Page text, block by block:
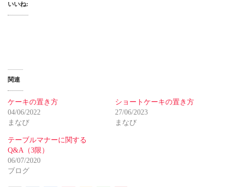
いいね:
関連
ケーキの置き方
04/06/2022
まなび
ショートケーキの置き方
27/06/2023
まなび
テーブルマナーに関する
Q&A（3限）
06/07/2020
ブログ